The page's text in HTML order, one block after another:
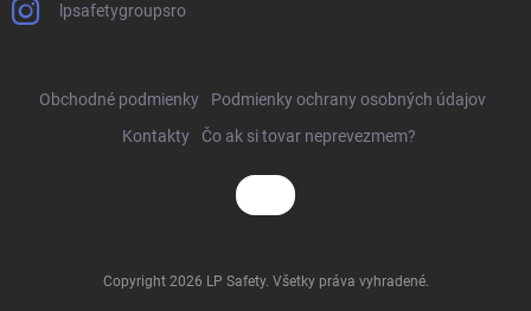
lpsafetygroupsro
Obchodné podmienky
Podmienky ochrany osobných údajov
Kontakty
Čo ak si tovar neprevezmem?
Copyright 2026 LP Safety. Všetky práva vyhradené.